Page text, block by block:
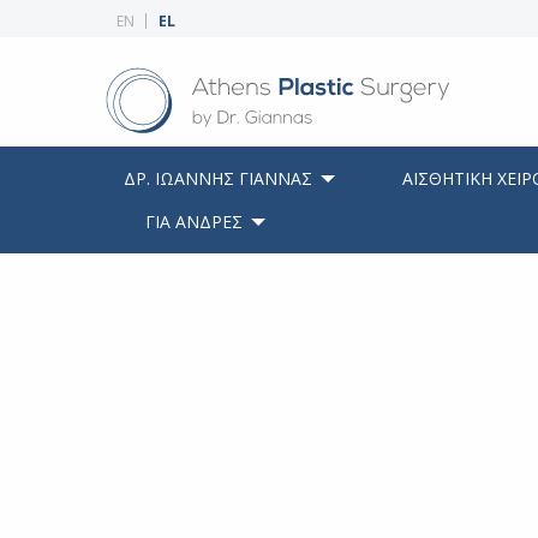
EN EL
ΔΡ. ΙΩΑΝΝΗΣ ΓΙΑΝΝΑΣ ΑΙΣΘΗΤΙΚΗ
ΓΙΑ ΑΝΔΡΕΣ